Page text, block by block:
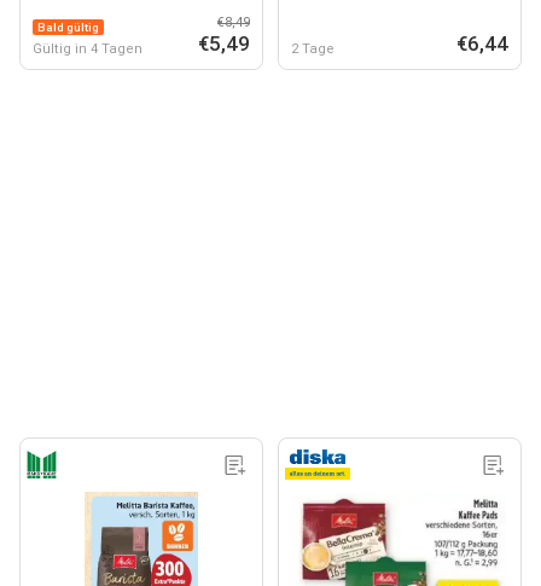
Bald gültig
Gültig in 4 Tagen
€8,49
€5,49 2 Tage €6,44